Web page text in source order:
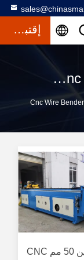
إقتباس
Keywords [ cnc wire bender ] Match 9 المنتجات
Cnc Wire
ضمان سنتين 50 مم CNC